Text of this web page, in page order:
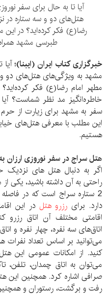
آیا تا به حال برای سفر
هتل‌های دو و سه ستاره در
رضا(ع) فکر کرده‌اید؟ در
طبرسی مشهد
خبرگزاری کتاب ایران (ایبنا)؛
مشهد به ویژگی‌های هتل‌های دو
مطهر امام رضا(ع) فکر
خاطر‌ه‌انگیز مد نظر شماست؟
سفر به مشهد برای زیارت از
این مطلب با معرفی هتل‌های
هستیم.
هتل سراج در سفر نوروزی ارزان
اگر به دنبال هتل های
راحتی به آن داشته باشید، یکی
دارد. برای رزرو هتل
اقامتی مختلف آن اتاق رزرو
اتاق‌های سه نفره، چهار نفره و
می‌توانید بر اساس تعداد نفرات
کنید. از امکانات عمومی این
می‌توان به اتاق چمدان، تلفن،
صرافی اشاره کرد. همچنین این
رفت و برگشت، رستوران و